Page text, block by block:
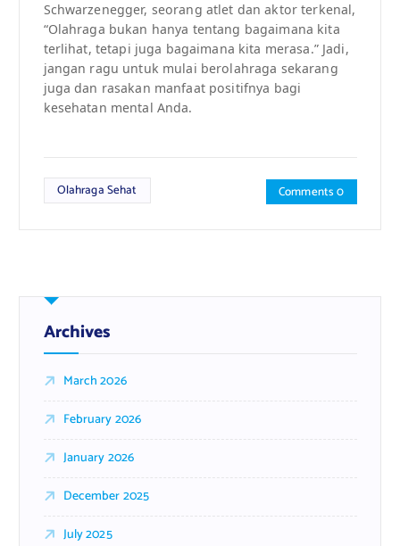
Schwarzenegger, seorang atlet dan aktor terkenal,
“Olahraga bukan hanya tentang bagaimana kita
terlihat, tetapi juga bagaimana kita merasa.” Jadi,
jangan ragu untuk mulai berolahraga sekarang
juga dan rasakan manfaat positifnya bagi
kesehatan mental Anda.
Olahraga Sehat Comments 0
Archives
March 2026
February 2026
January 2026
December 2025
July 2025